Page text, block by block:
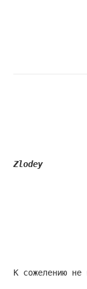
Zlodey
К сожелению не